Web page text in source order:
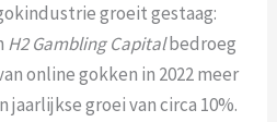
groeit gestaag:
H2 Gambling Capitalbedroeg
online gokken in 2022 meer
jaarlijkse groei van circa 10%.